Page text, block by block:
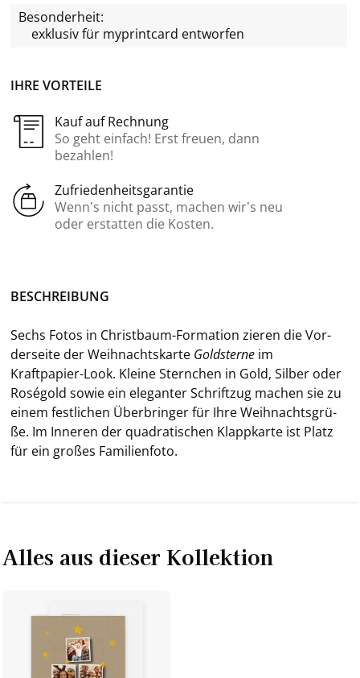
IHRE VORTEILE
Kauf auf Rechnung
So geht einfach! Erst freuen, dann
bezahlen!
Zufriedenheitsgarantie
Wenn’s nicht passt, machen wir’s neu
oder erstatten die Kosten.
Besonderheit:
exklusiv für myprintcard entworfen
BE­SCHREI­BUNG
Sechs Fotos in Christbaum-​Formation zie­ren die Vor­
der­sei­te der Weih­nachts­kar­te Gold­ster­ne im
Kraftpapier-​Look. Klei­ne Stern­chen in Gold, Sil­ber oder
Roségold sowie ein ele­gan­ter Schrift­zug ma­chen sie zu
einem fest­li­chen Über­brin­ger für Ihre Weih­nachts­grü­
ße. Im In­ne­ren der qua­dra­ti­schen Klapp­kar­te ist Platz
für ein gro­ßes Fa­mi­li­en­fo­to.
Alles aus dieser Kollektion